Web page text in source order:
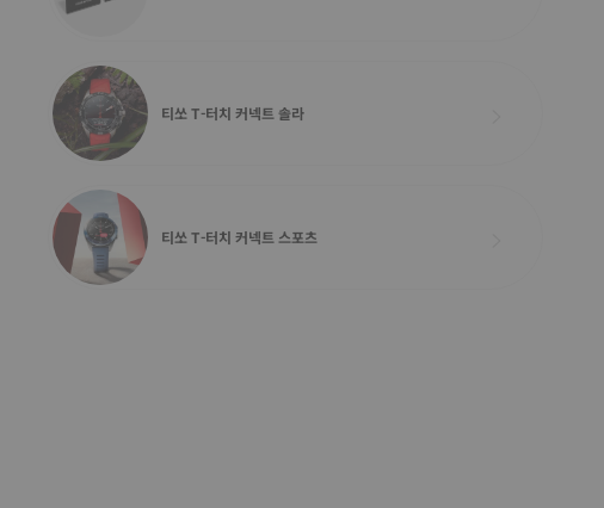
티쏘 T-터치 커넥트 솔라
티쏘 T-터치 커넥트 스포츠